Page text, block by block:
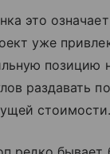
это
уже
позицию
раздавать
стоимости.